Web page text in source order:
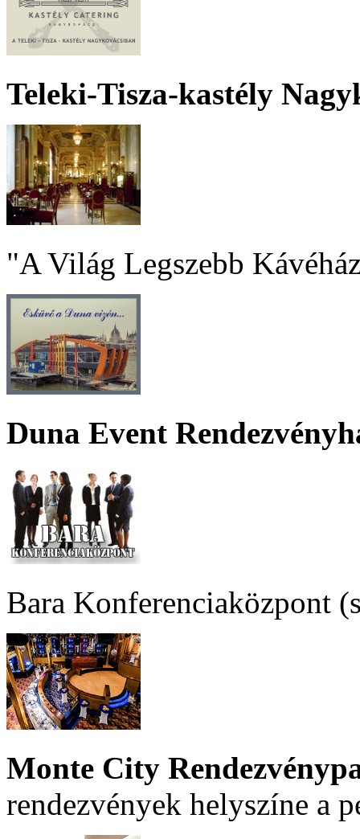
Teleki-Tisza-kastély
"A Világ Legszebb
Duna Event
Bara Konferenciaközpont
Monte City
rendezvények helyszíne a